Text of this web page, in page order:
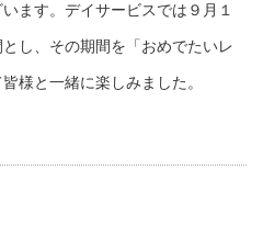
ます。デイサービスでは９月１
し、その期間を「おめでたいレ
様と一緒に楽しみました。